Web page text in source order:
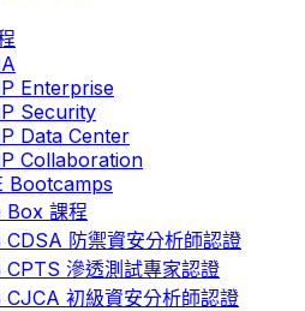
Enterprise
Security
Data Center
Collaboration
Bootcamps
課程
CDSA 防禦資安分析師認證
CPTS 滲透測試專家認證
CJCA 初級資安分析師認證